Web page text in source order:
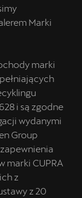
Marki
marki
i są zgodne
wydanymi
Group
marki CUPRA
z
z 20